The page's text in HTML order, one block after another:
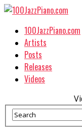
100JazzPiano.com
Artists
Posts
Releases
Videos